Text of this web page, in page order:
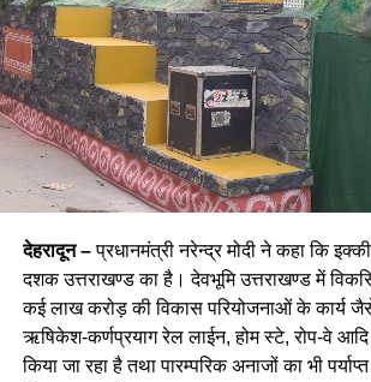
देहरादून –प्रधानमंत्री नरेन्द्र मोदी ने कहा कि
दशक उत्तराखण्ड का है। देवभूमि उत्तराखण्ड में
कई लाख करोड़ की विकास परियोजनाओं के कार्य
ऋषिकेश-कर्णप्रयाग रेल लाईन, होम स्टे, रोप-वे आदि
किया जा रहा है तथा पारम्परिक अनाजों का भी